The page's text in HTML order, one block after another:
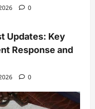
0
Updates: Key
Response and
0